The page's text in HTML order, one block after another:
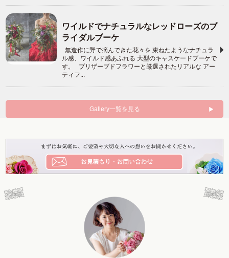
ワイルドでナチュラルなレッドローズのブ
ライダルブーケ
無造作に野で摘んできた花々を 束ねたようなナチュラ
ル感、ワイルド感あふれる 大型のキャスケードブーケで
す。 プリザーブドフラワーと厳選されたリアルな アー
ティフ...
Gallery一覧を見る